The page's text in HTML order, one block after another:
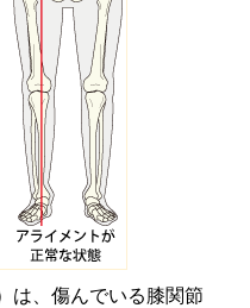
は、傷んでいる膝関節